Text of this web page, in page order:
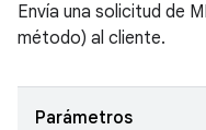
Envía una solicitud de
método) al cliente.
Parámetros